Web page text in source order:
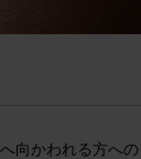
向かわれる方へ